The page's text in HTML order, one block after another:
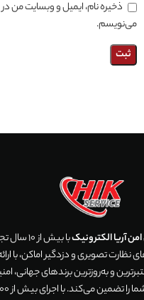
ذخیره نام، ایمیل و وبسایت من
می‌نویسم.
آریا الکترونیک
با بیش از 10
تصویری و دزدگیر اماکن، با
و به‌روزترین برندهای جهانی،